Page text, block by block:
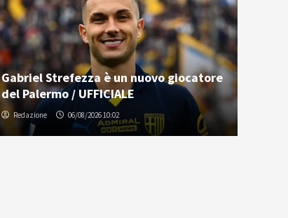
Gabriel Strefezza è un nuovo giocatore
del Palermo / UFFICIALE
Redazione 06/08/2026 10:02